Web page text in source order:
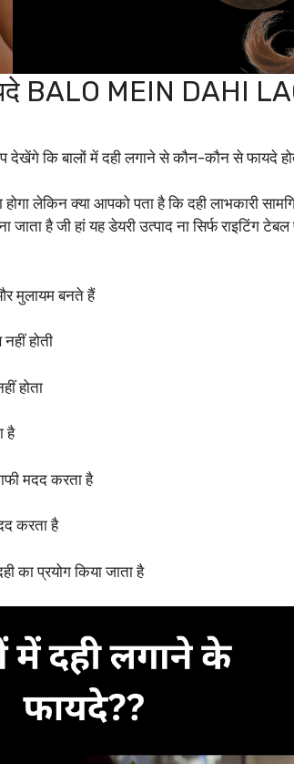
BALO MEIN DAHI
कि बालों में दही लगाने से कौन-कौन से फायदे
लेकिन क्या आपको पता है कि दही लाभकारी
जाता है जी हां यह डेयरी उत्पाद ना सिर्फ राइटिंग
मुलायम बनते हैं
होती
होता
है
मदद करता है
करता है
का प्रयोग किया जाता है